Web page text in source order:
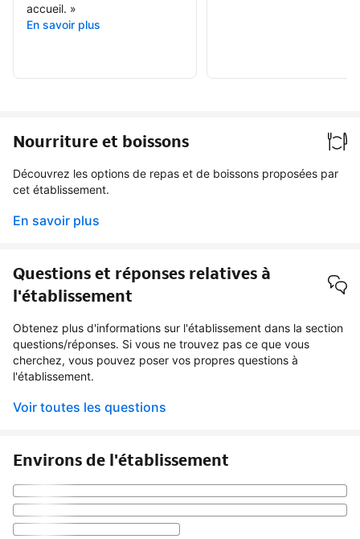
accueil. »
En savoir plus
Nourriture et boissons
Découvrez les options de repas et de boissons proposées par
cet établissement.
En savoir plus
Questions et réponses relatives à
l'établissement
Obtenez plus d'informations sur l'établissement dans la section
questions/réponses. Si vous ne trouvez pas ce que vous
cherchez, vous pouvez poser vos propres questions à
l'établissement.
Voir toutes les questions
Environs de l'établissement